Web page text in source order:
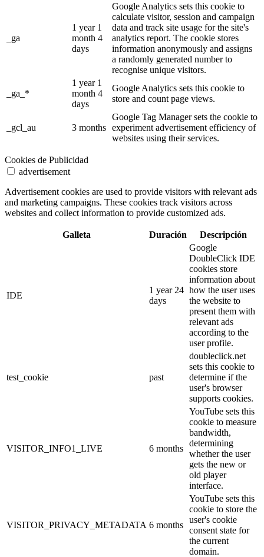
_ga
1 year 1
month 4
days
Google Analytics sets this cookie to
calculate visitor, session and campaign
data and track site usage for the site's
analytics report. The cookie stores
information anonymously and assigns
a randomly generated number to
recognise unique visitors.
_ga_*
1 year 1
month 4
days
Google Analytics sets this cookie to
store and count page views.
_gcl_au 3 months
Google Tag Manager sets the cookie to
experiment advertisement efficiency of
websites using their services.
Cookies de Publicidad
advertisement
Advertisement cookies are used to provide visitors with relevant ads
and marketing campaigns. These cookies track visitors across
websites and collect information to provide customized ads.
Galleta Duración Descripción
IDE
1 year 24
days
Google
DoubleClick IDE
cookies store
information about
how the user uses
the website to
present them with
relevant ads
according to the
user profile.
test_cookie past
doubleclick.net
sets this cookie to
determine if the
user's browser
supports cookies.
VISITOR_INFO1_LIVE 6 months
YouTube sets this
cookie to measure
bandwidth,
determining
whether the user
gets the new or
old player
interface.
VISITOR_PRIVACY_METADATA 6 months
YouTube sets this
cookie to store the
user's cookie
consent state for
the current
domain.